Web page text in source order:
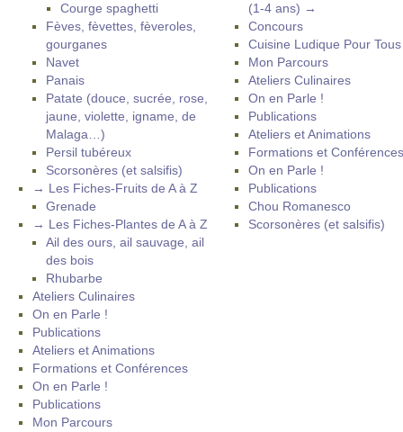
Courge spaghetti
Fèves, fèvettes, fèveroles,
gourganes
Navet
Panais
Patate (douce, sucrée, rose,
jaune, violette, igname, de
Malaga…)
Persil tubéreux
Scorsonères (et salsifis)
→ Les Fiches-Fruits de A à Z
Grenade
→ Les Fiches-Plantes de A à Z
Ail des ours, ail sauvage, ail
des bois
Rhubarbe
Ateliers Culinaires
On en Parle !
Publications
Ateliers et Animations
Formations et Conférences
On en Parle !
Publications
Mon Parcours
(1-4 ans) →
Concours
Cuisine Ludique Pour
Mon Parcours
Ateliers Culinaires
On en Parle !
Publications
Ateliers et Animations
Formations et Conférences
On en Parle !
Publications
Chou Romanesco
Scorsonères (et salsifis)